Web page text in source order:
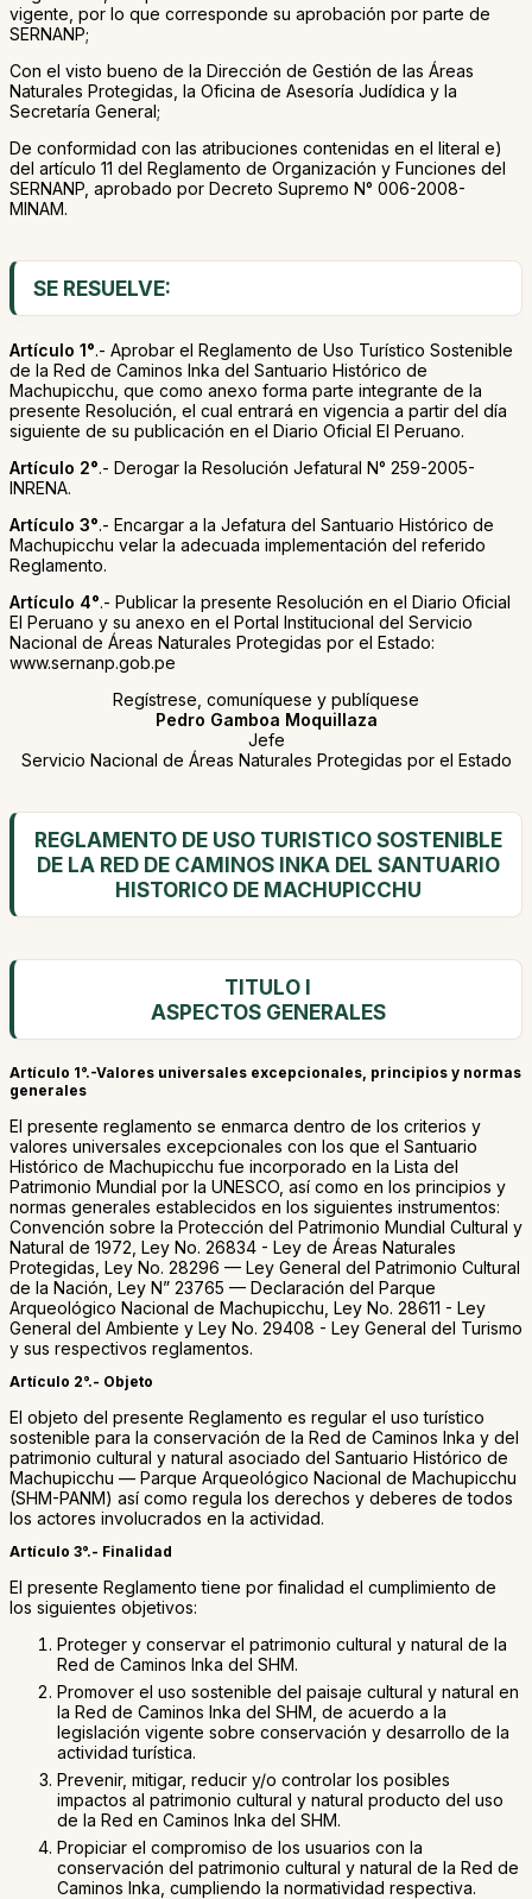
vigente, por lo que corresponde su aprobación por parte de
SERNANP;
Con el visto bueno de la Dirección de Gestión de las Áreas
Naturales Protegidas, la Oficina de Asesoría Judídica y la
Secretaría General;
De conformidad con las atribuciones contenidas en el literal e)
del artículo 11 del Reglamento de Organización y Funciones del
SERNANP, aprobado por Decreto Supremo N° 006-2008-
MINAM.
SE RESUELVE:
Artículo 1°.- Aprobar el Reglamento de Uso Turístico Sostenible
de la Red de Caminos Inka del Santuario Histórico de
Machupicchu, que como anexo forma parte integrante de la
presente Resolución, el cual entrará en vigencia a partir del día
siguiente de su publicación en el Diario Oficial El Peruano.
Artículo 2°.- Derogar la Resolución Jefatural N° 259-2005-
INRENA.
Artículo 3°.- Encargar a la Jefatura del Santuario Histórico de
Machupicchu velar la adecuada implementación del referido
Reglamento.
Artículo 4°.- Publicar la presente Resolución en el Diario Oficial
El Peruano y su anexo en el Portal Institucional del Servicio
Nacional de Áreas Naturales Protegidas por el Estado:
www.sernanp.gob.pe
Regístrese, comuníquese y publíquese
Pedro Gamboa Moquillaza
Jefe
Servicio Nacional de Áreas Naturales Protegidas por el Estado
REGLAMENTO DE USO TURISTICO SOSTENIBLE
DE LA RED DE CAMINOS INKA DEL SANTUARIO
HISTORICO DE MACHUPICCHU
TITULO I
ASPECTOS GENERALES
Artículo 1°.-Valores universales excepcionales, principios y normas
generales
El presente reglamento se enmarca dentro de los criterios y
valores universales excepcionales con los que el Santuario
Histórico de Machupicchu fue incorporado en la Lista del
Patrimonio Mundial por la UNESCO, así como en los principios y
normas generales establecidos en los siguientes instrumentos:
Convención sobre la Protección del Patrimonio Mundial Cultural y
Natural de 1972, Ley No. 26834 - Ley de Áreas Naturales
Protegidas, Ley No. 28296 — Ley General del Patrimonio Cultural
de la Nación, Ley N” 23765 — Declaración del Parque
Arqueológico Nacional de Machupicchu, Ley No. 28611 - Ley
General del Ambiente y Ley No. 29408 - Ley General del Turismo
y sus respectivos reglamentos.
Artículo 2°.- Objeto
El objeto del presente Reglamento es regular el uso turístico
sostenible para la conservación de la Red de Caminos Inka y del
patrimonio cultural y natural asociado del Santuario Histórico de
Machupicchu — Parque Arqueológico Nacional de Machupicchu
(SHM-PANM) así como regula los derechos y deberes de todos
los actores involucrados en la actividad.
Artículo 3°.- Finalidad
El presente Reglamento tiene por finalidad el cumplimiento de
los siguientes objetivos:
Proteger y conservar el patrimonio cultural y natural de la
Red de Caminos Inka del SHM.
Promover el uso sostenible del paisaje cultural y natural en
la Red de Caminos Inka del SHM, de acuerdo a la
legislación vigente sobre conservación y desarrollo de la
actividad turística.
Prevenir, mitigar, reducir y/o controlar los posibles
impactos al patrimonio cultural y natural producto del uso
de la Red en Caminos Inka del SHM.
Propiciar el compromiso de los usuarios con la
conservación del patrimonio cultural y natural de la Red de
Caminos Inka, cumpliendo la normatividad respectiva.